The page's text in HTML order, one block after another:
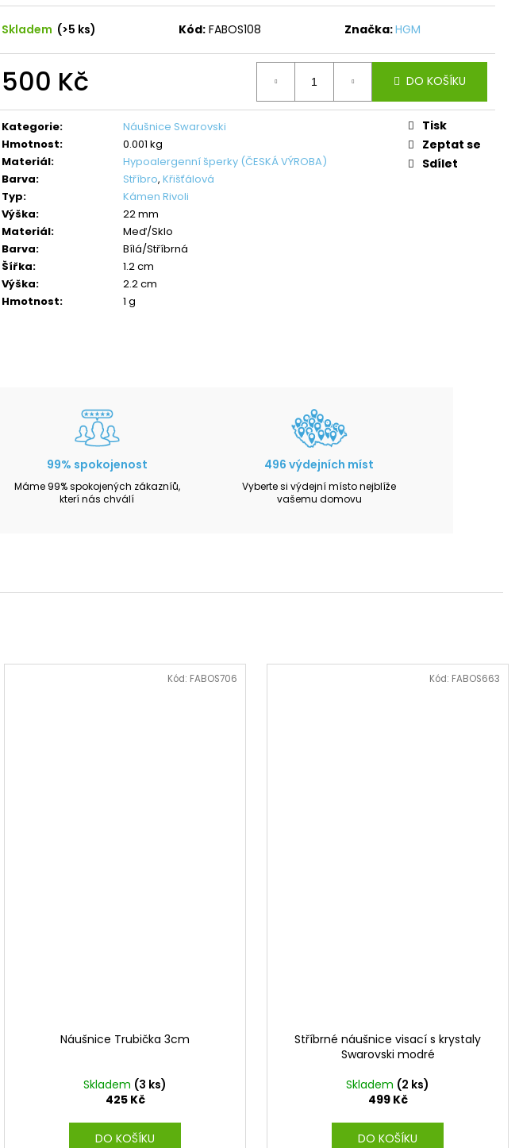
Skladem (>5 ks) Kód: FABOS108 Značka:HGM
500 Kč
cena:
DO KOŠÍKU
Kategorie:
Náušnice Swarovski
Hmotnost:
0.001 kg
Materiál:
Hypoalergenní šperky (ČESKÁ VÝROBA)
Barva: Stříbro, Křišťálová
Typ:
Kámen Rivoli
Výška:
22 mm
Materiál:
Meď/Sklo
Barva:
Bílá/Stříbrná
Šířka:
1.2 cm
Výška:
2.2 cm
Hmotnost: 1 g
Tisk
Zeptat se
Sdílet
99% spokojenost
Máme 99% spokojených zákazníů,
kterí nás chválí
496 výdejních míst
Vyberte si výdejní místo nejblíže
vašemu domovu
Náušnice Trubička 3cm
Skladem (3 ks)
425 Kč
DO KOŠÍKU
Kód: FABOS706
Stříbrné náušnice visací s krystaly
Swarovski modré
Skladem (2 ks)
499 Kč
DO KOŠÍKU
Kód: FABOS663
NÁHRDELNÍK ANDĚL ŠTĚSTÍ LIGHT
420 Kč
Původně:699 Kč